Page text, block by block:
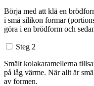
Börja med att klä en
i små silikon formar
göra i en brödform och
Steg 2
Smält kolakaramellerna
på låg värme. När allt är
av formen.